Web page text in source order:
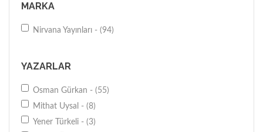
MARKA
Nirvana Yayınları - (94)
YAZARLAR
Osman Gürkan - (55)
Mithat Uysal - (8)
Yener Türkeli - (3)